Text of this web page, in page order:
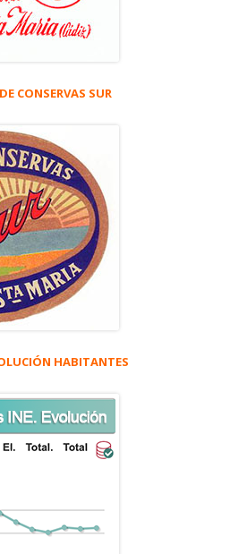
CONSERVAS SUR
HABITANTES